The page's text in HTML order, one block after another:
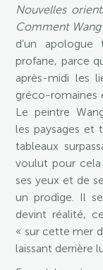
Nouvelles
Comment
d’un
profane, parce
après-midi les
gréco-romaines
Le peintre
les paysages et
tableaux
voulut pour
ses yeux et de
un prodige. Il
devint réalité,
« sur cette mer
laissant derrière